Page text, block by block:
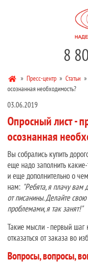
8
» Пресс-центр » Статьи »
осознанная необходимость?
03.06.2019
Опросный лист -
осознанная
Вы собрались купить
еще надо заполнить
и еще дополнительно о
нам: "Ребята, я плачу вам
от писанины. Делайте
проблемами, я так занят!"
Такие мысли - первый шаг
отказаться от заказа во
Вопросы, вопросы,